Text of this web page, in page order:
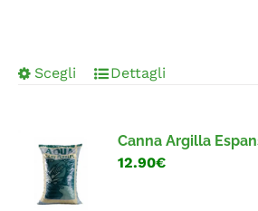
Scegli Dettagli
Canna Argilla
12.90€